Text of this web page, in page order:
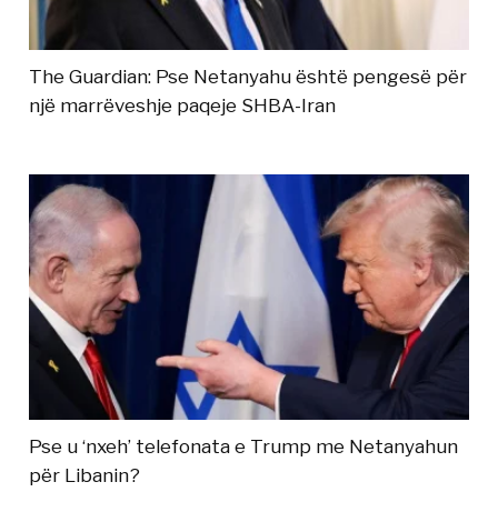
The Guardian: Pse Netanyahu është pengesë për
një marrëveshje paqeje SHBA-Iran
Pse u ‘nxeh’ telefonata e Trump me Netanyahun
për Libanin?